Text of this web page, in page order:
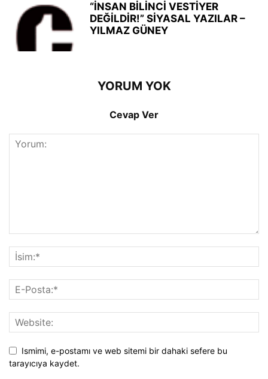
“İNSAN BİLİNCİ VESTİYER
DEĞİLDİR!” SİYASAL YAZILAR –
YILMAZ GÜNEY
YORUM YOK
Cevap Ver
Ismimi, e-postamı ve web sitemi bir dahaki sefere bu
tarayıcıya kaydet.